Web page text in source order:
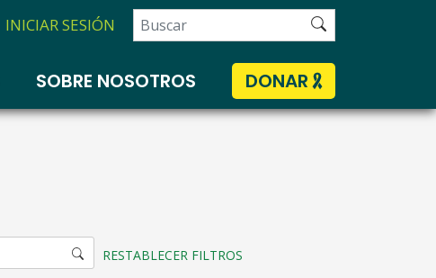
INICIAR SESIÓN
for:
SOBRE NOSOTROS DONAR
RESTABLECER FILTROS